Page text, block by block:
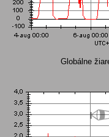
Globálne